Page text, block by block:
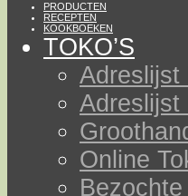
PRODUCTEN
RECEPTEN
KOOKBOEKEN
TOKO’S
Adreslijst
Adreslijst
Online
Bezochte